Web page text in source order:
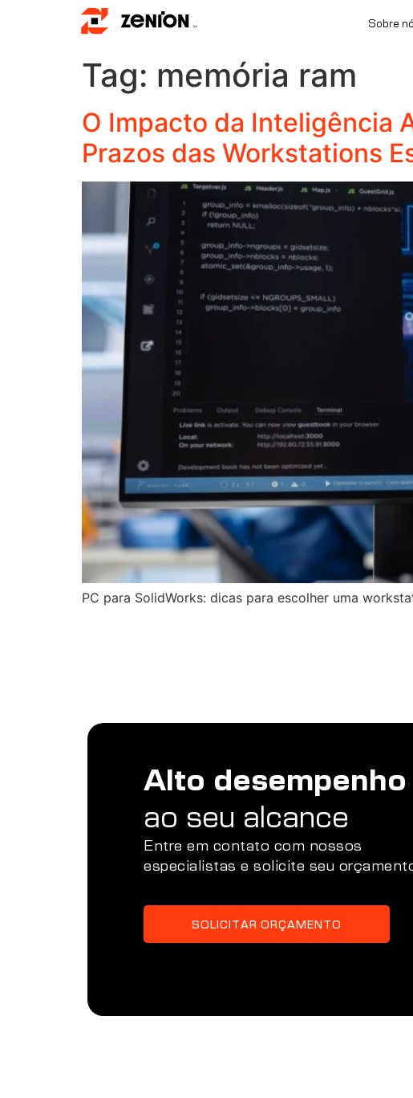
Sobre
Tag: memória ram
O Impacto da Inteligência
Prazos das Workstations
PC para SolidWorks: dicas para escolher uma
Alto desempenho
ao seu alcance
Entre em contato com nossos
especialistas e solicite seu
SOLICITAR ORÇAMENTO